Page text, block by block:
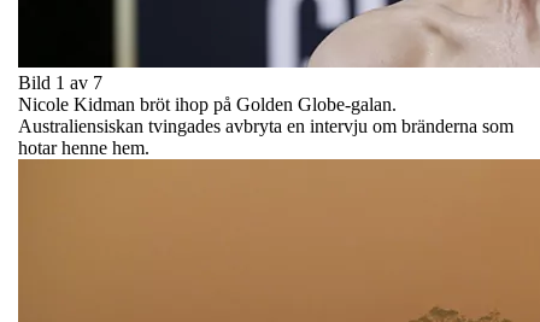
Bild 1 av 7
Nicole Kidman bröt ihop på Golden Globe-galan.
Australiensiskan tvingades avbryta en intervju om bränderna som
hotar henne hem.